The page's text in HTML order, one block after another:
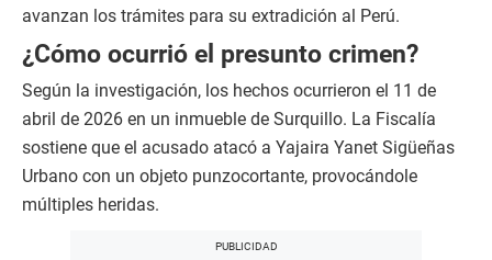
avanzan los trámites para su extradición al Perú.
¿Cómo ocurrió el presunto crimen?
Según la investigación, los hechos ocurrieron el 11 de
abril de 2026 en un inmueble de Surquillo. La Fiscalía
sostiene que el acusado atacó a Yajaira Yanet Sigüeñas
Urbano con un objeto punzocortante, provocándole
múltiples heridas.